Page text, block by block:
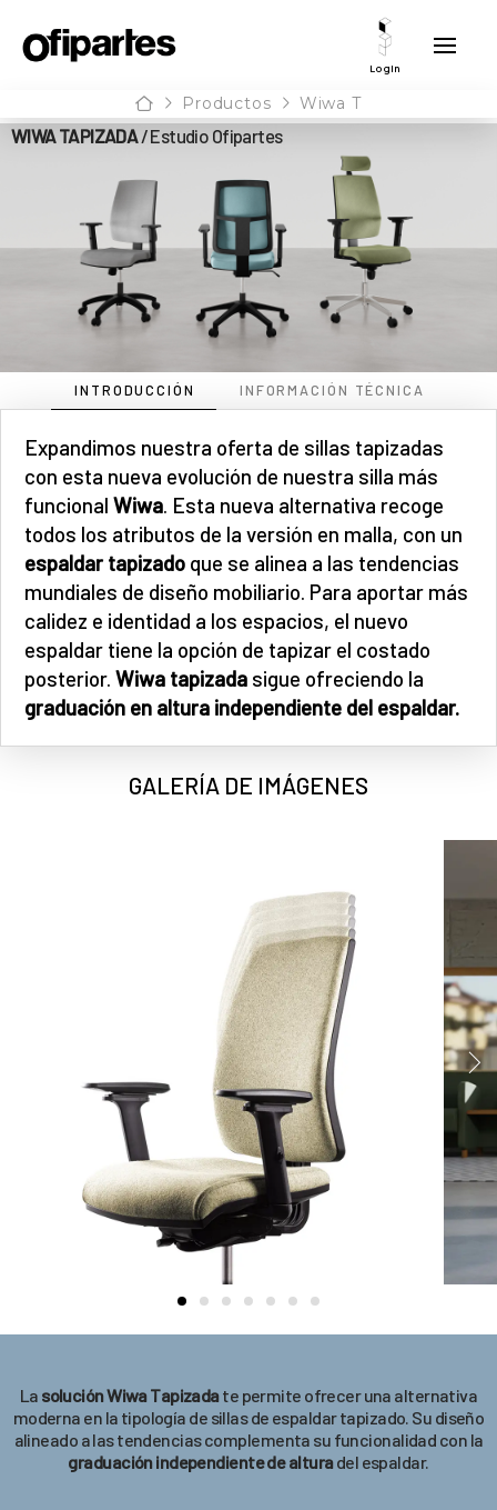
Login
HomeProductos Wiwa T
WIWA TAPIZADA / Estudio Ofipartes
INTRODUCCIÓN INFORMACIÓN TÉCNICA
Expandimos nuestra oferta de sillas tapizadas
con esta nueva evolución de nuestra silla más
funcional Wiwa . Esta nueva alternativa recoge
todos los atributos de la versión en malla, con un
espaldar tapizado que se alinea a las tendencias
mundiales de diseño mobiliario. Para aportar más
calidez e identidad a los espacios, el nuevo
espaldar tiene la opción de tapizar el costado
posterior. Wiwa tapizada sigue ofreciendo la
graduación en altura independiente del espaldar.
GALERÍA DE IMÁGENES
La solución Wiwa Tapizadate permite ofrecer una alternativa
moderna en la tipología de sillas de espaldar tapizado. Su diseño
alineado a las tendencias complementa su funcionalidad con la
graduación independiente de alturadel espaldar.